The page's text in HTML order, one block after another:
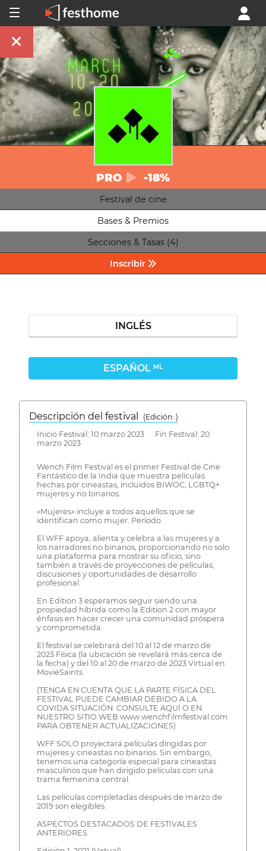
PRO -18%
Festival de cine
Bases & Premios
Secciones & Tasas (4)
Inscribir
INGLÉS
ESPAÑOL ML
Descripción del festival
( Edición: )
Inicio Festival: 10 marzo 2023 Fin Festival: 20
marzo 2023
Wench Film Festival es el primer Festival de Cine
Fantástico de la India que muestra películas
hechas por cineastas, incluidos BIWOC, LGBTQ+
mujeres y no binarios.
«Mujeres» incluye a todos aquellos que se
identifican como mujer. Período.
El WFF apoya, alienta y celebra a las mujeres y a
los narradores no binarios, proporcionando no solo
una plataforma para mostrar su oficio, sino
también a través de proyecciones de películas,
discusiones y oportunidades de desarrollo
profesional.
En Edition 3 esperamos seguir siendo una
propiedad híbrida como la Edition 2 con mayor
énfasis en hacer crecer una comunidad próspera
y comprometida.
El festival se celebrará del 10 al 12 de marzo de
2023 Física (la ubicación se revelará más cerca de
la fecha) y del 10 al 20 de marzo de 2023 Virtual en
MovieSaints.
(TENGA EN CUENTA QUE LA PARTE FÍSICA DEL
FESTIVAL PUEDE CAMBIAR DEBIDO A LA
COVIDA SITUACIÓN. CONSULTE AQUÍ O EN
NUESTRO SITIO WEB www.wenchfilmfestival.com
PARA OBTENER ACTUALIZACIONES)
WFF SOLO proyectará películas dirigidas por
mujeres y cineastas no binarios. Sin embargo,
tenemos una categoría especial para cineastas
masculinos que han dirigido películas con una
trama femenina central.
Las películas completadas después de marzo de
2019 son elegibles.
ASPECTOS DESTACADOS DE FESTIVALES
ANTERIORES